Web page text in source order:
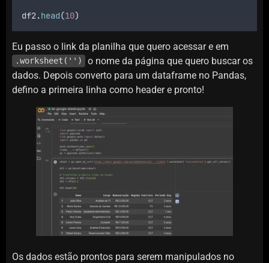
df2 .head(10)
Eu passo o link da planilha que quero acessar e em
.worksheet('')
o nome da página que quero buscar os
dados. Depois converto para um dataframe no Pandas,
defino a primeira linha como header e pronto!
Os dados estão prontos para serem manipulados no